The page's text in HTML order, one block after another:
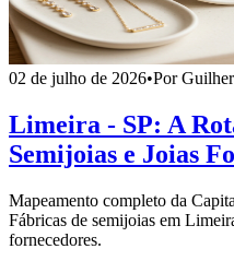
02 de julho de 2026•Por
Limeira - SP: A
Semijoias e Joias
Mapeamento completo da
Fábricas de semijoias em
fornecedores.